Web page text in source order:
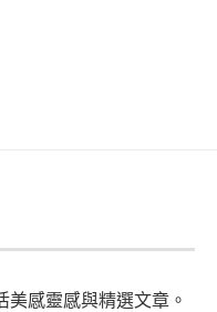
感靈感與精選文章。